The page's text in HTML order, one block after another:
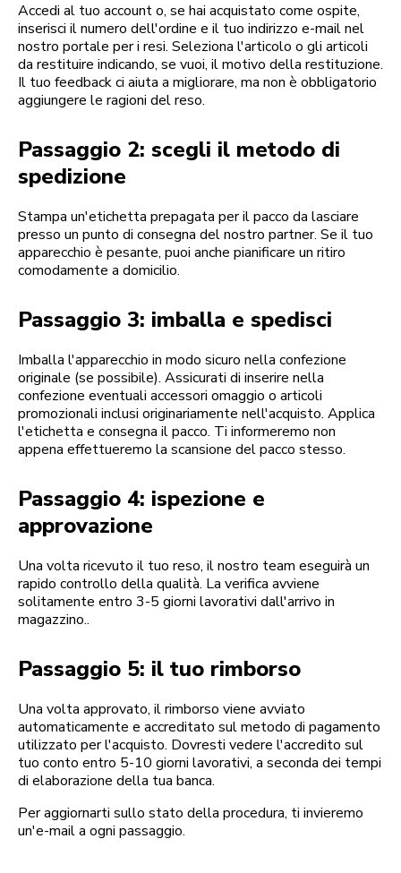
Accedi al tuo account o, se hai acquistato come ospite,
inserisci il numero dell'ordine e il tuo indirizzo e-mail nel
nostro portale per i resi. Seleziona l'articolo o gli articoli
da restituire indicando, se vuoi, il motivo della restituzione.
Il tuo feedback ci aiuta a migliorare, ma non è obbligatorio
aggiungere le ragioni del reso.
Passaggio 2: scegli il metodo di
spedizione
Stampa un'etichetta prepagata per il pacco da lasciare
presso un punto di consegna del nostro partner. Se il tuo
apparecchio è pesante, puoi anche pianificare un ritiro
comodamente a domicilio.
Passaggio 3: imballa e spedisci
Imballa l'apparecchio in modo sicuro nella confezione
originale (se possibile). Assicurati di inserire nella
confezione eventuali accessori omaggio o articoli
promozionali inclusi originariamente nell'acquisto. Applica
l'etichetta e consegna il pacco. Ti informeremo non
appena effettueremo la scansione del pacco stesso.
Passaggio 4: ispezione e
approvazione
Una volta ricevuto il tuo reso, il nostro team eseguirà un
rapido controllo della qualità. La verifica avviene
solitamente entro 3-5 giorni lavorativi dall'arrivo in
magazzino..
Passaggio 5: il tuo rimborso
Una volta approvato, il rimborso viene avviato
automaticamente e accreditato sul metodo di pagamento
utilizzato per l'acquisto. Dovresti vedere l'accredito sul
tuo conto entro 5-10 giorni lavorativi, a seconda dei tempi
di elaborazione della tua banca.
Per aggiornarti sullo stato della procedura, ti invieremo
un'e-mail a ogni passaggio.